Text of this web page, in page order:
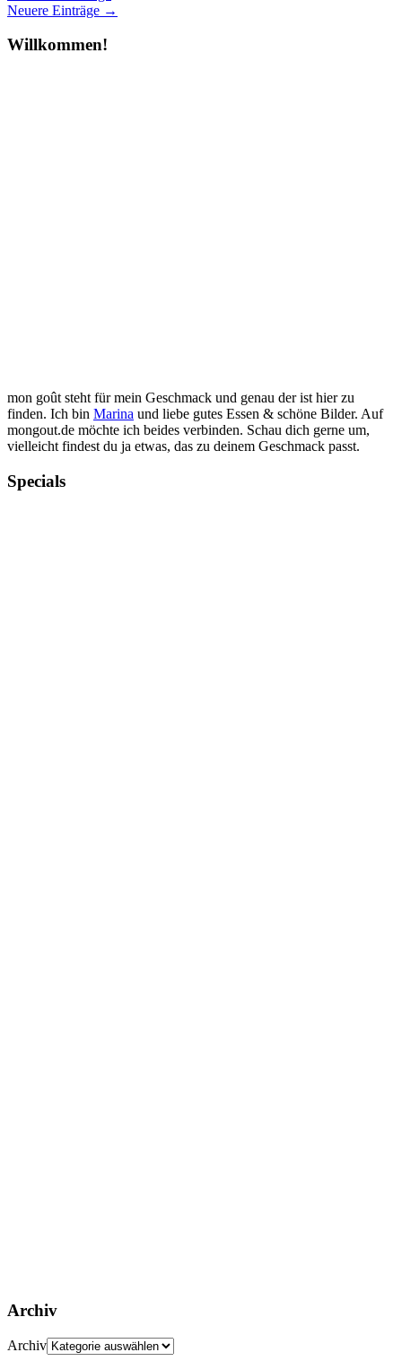
Neuere Einträge →
Willkommen!
mon goût steht für mein Geschmack und genau der ist hier zu
finden. Ich bin Marina und liebe gutes Essen & schöne Bilder. Auf
mongout.de möchte ich beides verbinden. Schau dich gerne um,
vielleicht findest du ja etwas, das zu deinem Geschmack passt.
Specials
Archiv
Archiv